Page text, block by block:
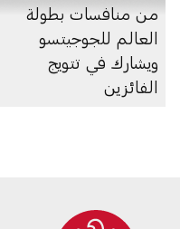
من منافسات بطولة
العالم للجوجيتسو
ويشارك في تتويج
الفائزين